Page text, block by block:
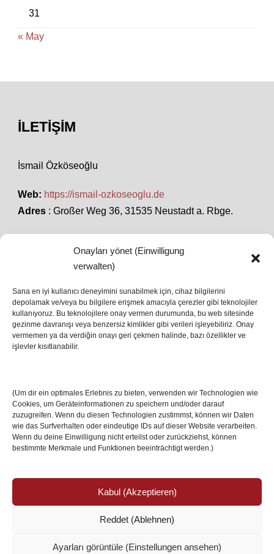
Onayları yönet (Einwilligung
verwalten)
Sana en iyi kullanıcı deneyimini sunabilmek için, cihaz bilgilerini
depolamak ve/veya bu bilgilere erişmek amacıyla çerezler gibi teknolojiler
kullanıyoruz. Bu teknolojilere onay vermen durumunda, bu web sitesinde
gezinme davranışı veya benzersiz kimlikler gibi verileri işleyebiliriz. Onay
vermemen ya da verdiğin onayı geri çekmen halinde, bazı özellikler ve
işlevler kısıtlanabilir.
(Um dir ein optimales Erlebnis zu bieten, verwenden wir Technologien wie
Cookies, um Geräteinformationen zu speichern und/oder darauf
zuzugreifen. Wenn du diesen Technologien zustimmst, können wir Daten
wie das Surfverhalten oder eindeutige IDs auf dieser Website verarbeiten.
Wenn du deine Einwilligung nicht erteilst oder zurückziehst, können
bestimmte Merkmale und Funktionen beeinträchtigt werden.)
Kabul (Akzeptieren)
Reddet (Ablehnen)
Ayarları görüntüle (Einstellungen ansehen)
31
« May
İLETIŞIM
İsmail Özköseoğlu
Web: https://ismail-ozkoseoglu.de
Adres : Großer Weg 36, 31535 Neustadt a. Rbge.
SON HABERLER
İstanbul’da Avrupa Ligi Finali: Freiburg ve Aston
Villa Boğaz’da Tarih Yazmaya Hazırlanıyor
08 May 2026
17 Nis 2026
© Copyright 2024 /Impressum/Site sahibi